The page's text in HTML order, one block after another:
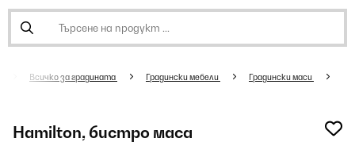
Всичко за градината Градински мебели Градински маси
Hamilton, бистро маса